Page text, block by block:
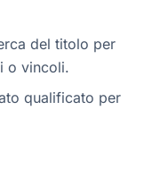
del titolo per
o vincoli.
qualificato per